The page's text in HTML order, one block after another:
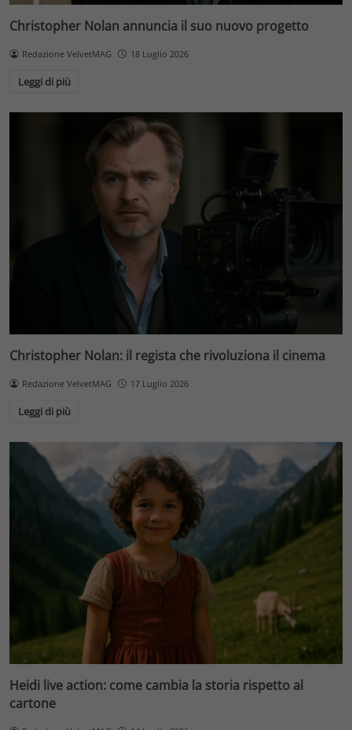
Christopher Nolan annuncia il suo nuovo progetto
Redazione VelvetMAG 18 Luglio 2026
Leggi di più
Christopher Nolan: il regista che rivoluziona il cinema
Redazione VelvetMAG 17 Luglio 2026
Leggi di più
Heidi live action: come cambia la storia rispetto al
cartone